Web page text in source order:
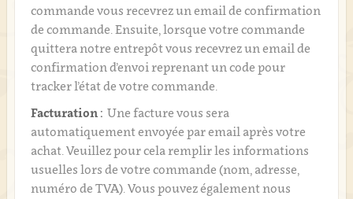
commande vous recevrez un email de confirmation
de commande. Ensuite, lorsque votre commande
quittera notre entrepôt vous recevrez un email de
confirmation d’envoi reprenant un code pour
tracker l’état de votre commande.
Facturation : Une facture vous sera
automatiquement envoyée par email après votre
achat. Veuillez pour cela remplir les informations
usuelles lors de votre commande (nom, adresse,
numéro de TVA). Vous pouvez également nous